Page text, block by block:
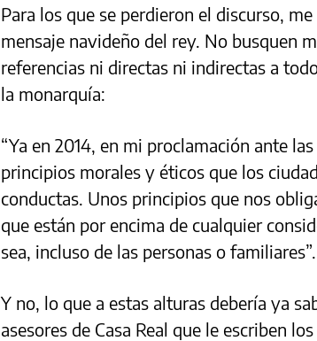
Para los que se perdieron el discurso,
mensaje navideño del rey. No busquen
referencias ni directas ni indirectas a
la monarquía:
“Ya en 2014, en mi proclamación ante
principios morales y éticos que los
conductas. Unos principios que nos
que están por encima de cualquier
sea, incluso de las personas o familiares”.
Y no, lo que a estas alturas debería ya
asesores de Casa Real que le escriben